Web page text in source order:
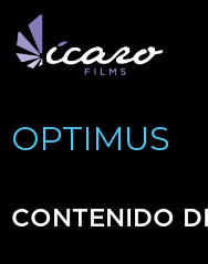
OPTIMUS
CONTENIDO